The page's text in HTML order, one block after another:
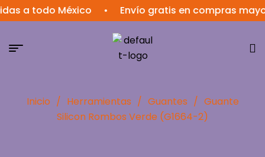
a todo México Envío gratis en compras
Inicio / Herramientas / Guantes / Guante
Silicon Rombos Verde (G1664-2)